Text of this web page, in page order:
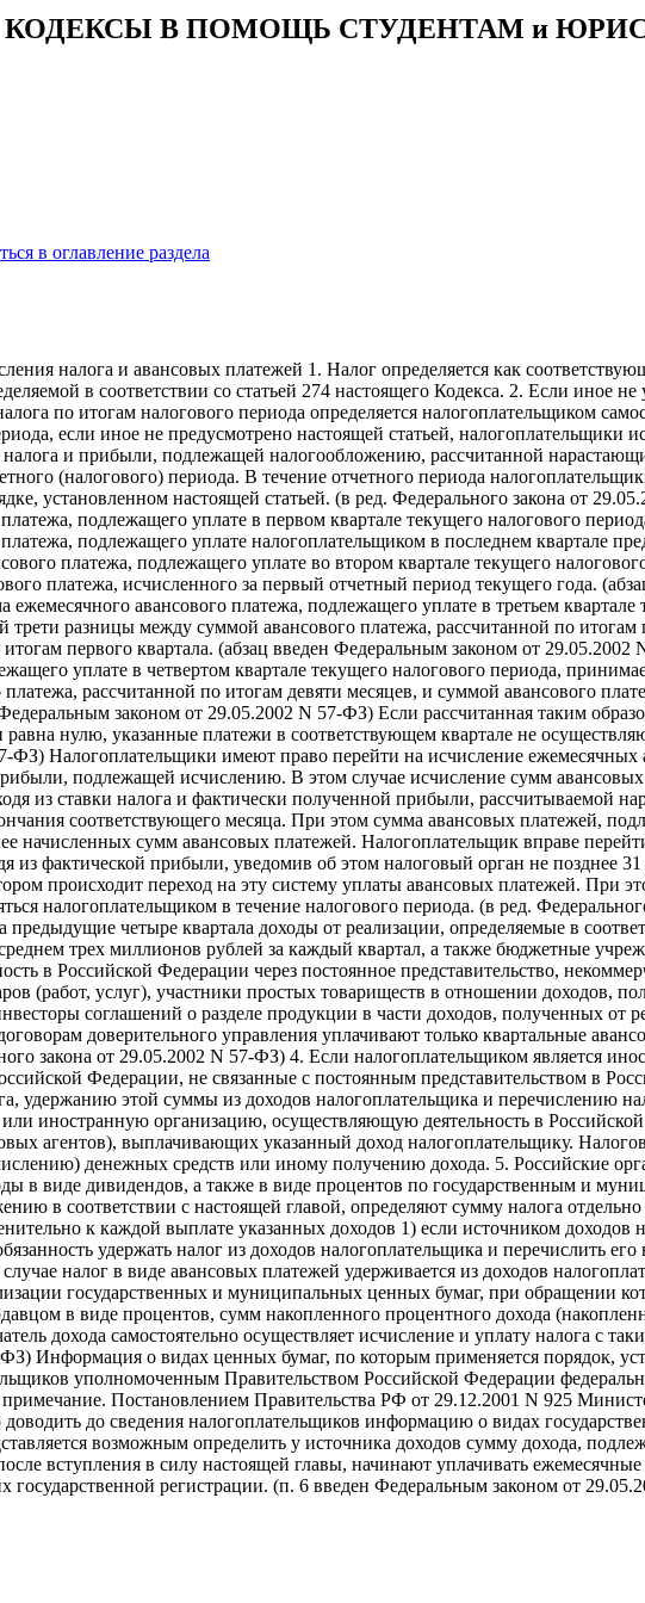
КОДЕКСЫ В ПОМОЩЬ СТУДЕНТАМ и
в оглавление раздела
налога и авансовых платежей 1. Налог определяется как
в соответствии со статьей 274 настоящего Кодекса. 2. Если иное
по итогам налогового периода определяется налогоплательщиком
если иное не предусмотрено настоящей статьей, налогоплательщики
налога и прибыли, подлежащей налогообложению, рассчитанной
(налогового) периода. В течение отчетного периода
установленном настоящей статьей. (в ред. Федерального закона от
подлежащего уплате в первом квартале текущего налогового
подлежащего уплате налогоплательщиком в последнем квартале
платежа, подлежащего уплате во втором квартале текущего
платежа, исчисленного за первый отчетный период текущего года.
авансового платежа, подлежащего уплате в третьем квартале
трети разницы между суммой авансового платежа, рассчитанной по
первого квартала. (абзац введен Федеральным законом от
уплате в четвертом квартале текущего налогового периода,
рассчитанной по итогам девяти месяцев, и суммой авансового
законом от 29.05.2002 N 57-ФЗ) Если рассчитанная таким
равна нулю, указанные платежи в соответствующем квартале не
ФЗ) Налогоплательщики имеют право перейти на исчисление ежемесячных
подлежащей исчислению. В этом случае исчисление сумм
из ставки налога и фактически полученной прибыли, рассчитываемой
соответствующего месяца. При этом сумма авансовых платежей,
начисленных сумм авансовых платежей. Налогоплательщик вправе
из фактической прибыли, уведомив об этом налоговый орган не позднее
происходит переход на эту систему уплаты авансовых платежей. При
налогоплательщиком в течение налогового периода. (в ред.
четыре квартала доходы от реализации, определяемые в
трех миллионов рублей за каждый квартал, а также бюджетные
в Российской Федерации через постоянное представительство,
(работ, услуг), участники простых товариществ в отношении доходов,
соглашений о разделе продукции в части доходов, полученных от
доверительного управления уплачивают только квартальные
закона от 29.05.2002 N 57-ФЗ) 4. Если налогоплательщиком является
Федерации, не связанные с постоянным представительством в
удержанию этой суммы из доходов налогоплательщика и перечислению
иностранную организацию, осуществляющую деятельность в
агентов), выплачивающих указанный доход налогоплательщику.
денежных средств или иному получению дохода. 5. Российские
в виде дивидендов, а также в виде процентов по государственным и
в соответствии с настоящей главой, определяют сумму налога
к каждой выплате указанных доходов 1) если источником доходов
удержать налог из доходов налогоплательщика и перечислить его
налог в виде авансовых платежей удерживается из доходов
государственных и муниципальных ценных бумаг, при обращении
в виде процентов, сумм накопленного процентного дохода
дохода самостоятельно осуществляет исчисление и уплату налога с
ФЗ) Информация о видах ценных бумаг, по которым применяется порядок,
уполномоченным Правительством Российской Федерации
Постановлением Правительства РФ от 29.12.2001 N 925
до сведения налогоплательщиков информацию о видах
возможным определить у источника доходов сумму дохода,
вступления в силу настоящей главы, начинают уплачивать
государственной регистрации. (п. 6 введен Федеральным законом от